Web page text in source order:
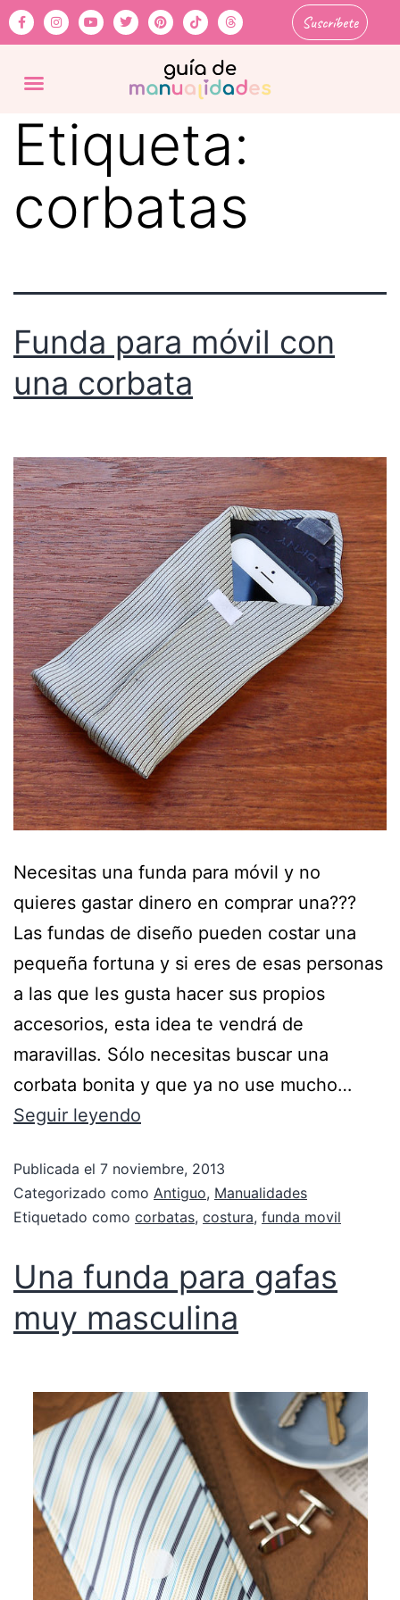
Suscríbete
Etiqueta:
corbatas
Funda para móvil con
una corbata
Necesitas una funda para móvil y no
quieres gastar dinero en comprar una???
Las fundas de diseño pueden costar una
pequeña fortuna y si eres de esas personas
a las que les gusta hacer sus propios
accesorios, esta idea te vendrá de
maravillas. Sólo necesitas buscar una
corbata bonita y que ya no use mucho…
Seguir leyendo
Publicada el 7 noviembre, 2013
Categorizado como Antiguo, Manualidades
Etiquetado como corbatas, costura, funda movil
Una funda para gafas
muy masculina